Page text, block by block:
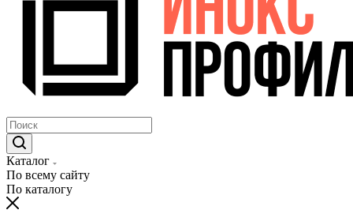
Каталог
По всему сайту
По каталогу